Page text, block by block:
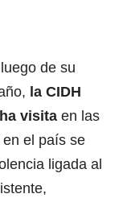
de su
la CIDH
visita en las
el país se
ligada al